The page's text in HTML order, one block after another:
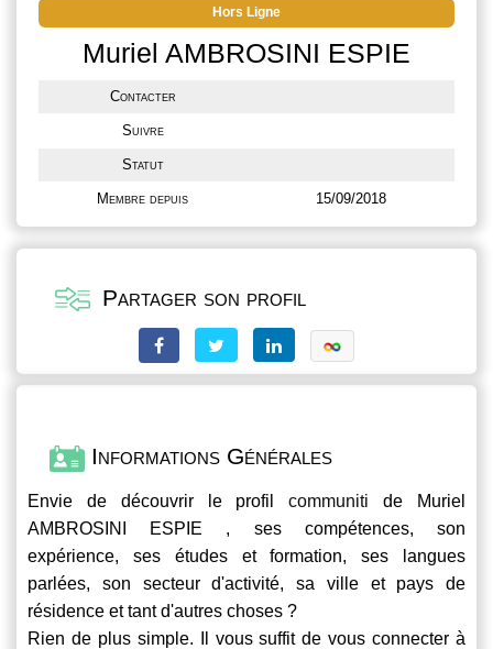
Hors Ligne
Muriel AMBROSINI ESPIE
Contacter
Suivre
Statut
Membre depuis 15/09/2018
Partager son profil
Informations Générales
Envie de découvrir le profilcommuniti de Muriel
AMBROSINI ESPIE , ses compétences, son
expérience, ses études et formation, ses langues
parlées, son secteur d'activité, sa ville et pays de
résidence et tant d'autres choses ?
Rien de plus simple. Il vous suffit de vous connecter à